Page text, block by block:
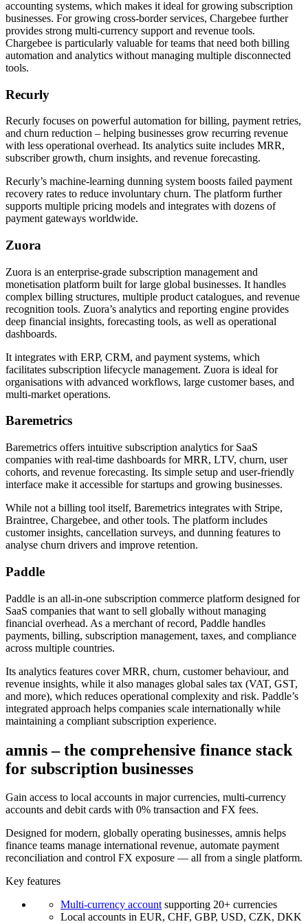
accounting systems, which makes it ideal for growing subscription
businesses. For growing cross-border services, Chargebee further
provides strong multi-currency support and revenue tools.
Chargebee is particularly valuable for teams that need both billing
automation and analytics without managing multiple disconnected
tools.
Recurly
Recurly focuses on powerful automation for billing, payment retries,
and churn reduction – helping businesses grow recurring revenue
with less operational overhead. Its analytics suite includes MRR,
subscriber growth, churn insights, and revenue forecasting.
Recurly’s machine-learning dunning system boosts failed payment
recovery rates to reduce involuntary churn. The platform further
supports multiple pricing models and integrates with dozens of
payment gateways worldwide.
Zuora
Zuora is an enterprise-grade subscription management and
monetisation platform built for large global businesses. It handles
complex billing structures, multiple product catalogues, and revenue
recognition tools. Zuora’s analytics and reporting engine provides
deep financial insights, forecasting tools, as well as operational
dashboards.
It integrates with ERP, CRM, and payment systems, which
facilitates subscription lifecycle management. Zuora is ideal for
organisations with advanced workflows, large customer bases, and
multi-market operations.
Baremetrics
Baremetrics offers intuitive subscription analytics for SaaS
companies with real-time dashboards for MRR, LTV, churn, user
cohorts, and revenue forecasting. Its simple setup and user-friendly
interface make it accessible for startups and growing businesses.
While not a billing tool itself, Baremetrics integrates with Stripe,
Braintree, Chargebee, and other tools. The platform includes
customer insights, cancellation surveys, and dunning features to
analyse churn drivers and improve retention.
Paddle
Paddle is an all-in-one subscription commerce platform designed for
SaaS companies that want to sell globally without managing
financial overhead. As a merchant of record, Paddle handles
payments, billing, subscription management, taxes, and compliance
across multiple countries.
Its analytics features cover MRR, churn, customer behaviour, and
revenue insights, while it also manages global sales tax (VAT, GST,
and more), which reduces operational complexity and risk. Paddle’s
integrated approach helps companies scale internationally while
maintaining a compliant subscription experience.
amnis – the comprehensive finance stack
for subscription businesses
Gain access to local accounts in major currencies, multi-currency
accounts and debit cards with 0% transaction and FX fees.
Designed for modern, globally operating businesses, amnis helps
finance teams manage international revenue, automate payment
reconciliation and control FX exposure — all from a single platform.
Key features
Multi-currency accountsupporting 20+ currencies
Local accounts in EUR, CHF, GBP, USD, CZK, DKK